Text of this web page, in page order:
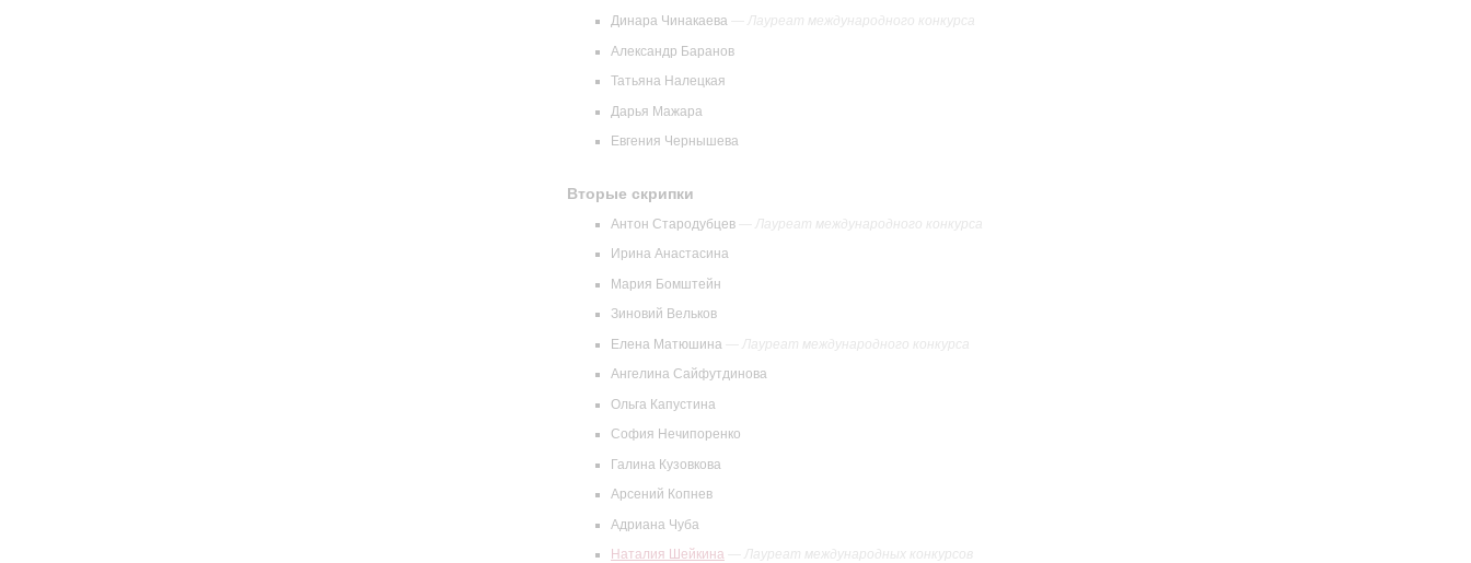
Динара Чинакаева
Лауреат международного конкурса
Александр Баранов
Татьяна Налецкая
Дарья Мажара
Евгения Чернышева
Вторые скрипки
Антон Стародубцев
Лауреат международного конкурса
Ирина Анастасина
Мария Бомштейн
Зиновий Вельков
Елена Матюшина
Лауреат международного конкурса
Ангелина Сайфутдинова
Ольга Капустина
София Нечипоренко
Галина Кузовкова
Арсений Копнев
Адриана Чуба
Наталия Шейкина
Лауреат международных конкурсов